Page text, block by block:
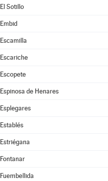
El Sotillo
Embid
Escamilla
Escariche
Escopete
Espinosa de Henares
Esplegares
Establés
Estriégana
Fontanar
Fuembellida